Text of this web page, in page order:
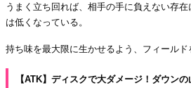
うまく立ち回れば、相手の手に負えない存
は低くなっている。
持ち味を最大限に生かせるよう、フィールド
【ATK】ディスクで大ダメージ！ダウンの